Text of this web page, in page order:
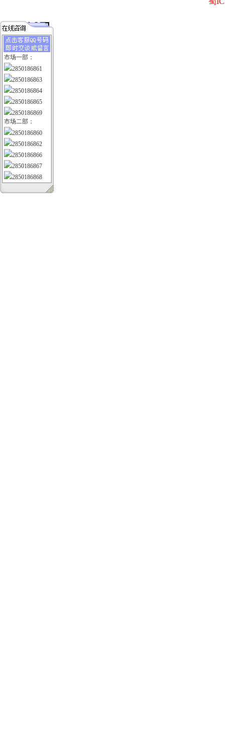
市场一部：
2850186861
2850186863
2850186864
2850186865
2850186869
市场二部：
2850186860
2850186862
2850186866
2850186867
2850186868